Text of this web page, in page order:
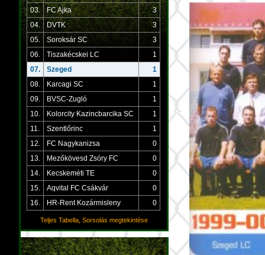
03.
FC Ajka
3
04.
DVTK
3
05.
Soroksár SC
3
06.
Tiszakécskei LC
1
07.
Szeged
1
08.
Karcagi SC
1
09.
BVSC-Zugló
1
10.
Kolorcity Kazincbarcika SC
1
11.
Szentlőrinc
1
12.
FC Nagykanizsa
0
13.
Mezőkövesd Zsóry FC
0
14.
Kecskeméti TE
0
15.
Aqvital FC Csákvár
0
16.
HR-Rent Kozármisleny 0
Teljes Tabella, Sorsolás megtekintése